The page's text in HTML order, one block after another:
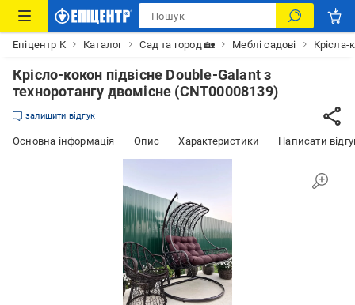
Епіцентр К Каталог Сад та город 🏡 Меблі садові Крісла-
Крісло-кокон підвісне Double-Galant з
техноротангу двомісне (CNT00008139)
залишити відгук
Основна інформація Опис Характеристики Написати